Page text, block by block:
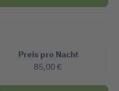
Preis pro Nacht
85,00 €